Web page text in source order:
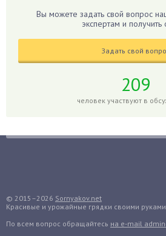
Годжи
Голубика
Гуава
Гузмания
Дайкон
Вы можете задать свой вопрос
экспертам и получить
Задать свой
209
человек участвуют в
© 2015–2026 Sornyakov.net
Красивые и урожайные грядки своими руками
По всем вопрос обращайтесь на e-mail